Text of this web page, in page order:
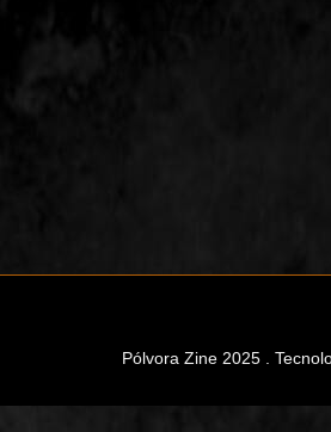
Pólvora Zine 2025 .